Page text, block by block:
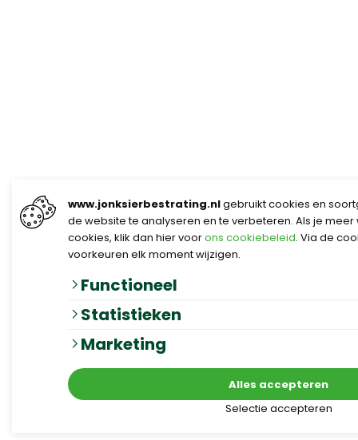
www.jonksierbestrating.nlgebruikt cookies en
de website te analyseren en te verbeteren. Als je
cookies, klik dan hier voorons cookiebeleid. Via de
voorkeuren elk moment wijzigen.
Functioneel
Statistieken
Marketing
Selectie accepteren
Alles accepteren